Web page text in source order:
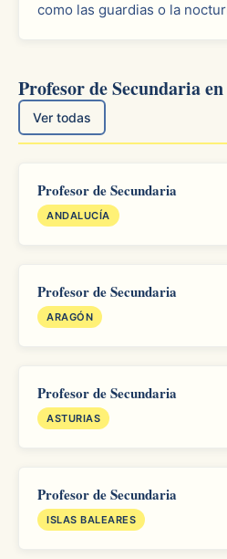
como las guardias o la
Profesor de Secundaria
Ver todas
Profesor de Secundaria
ANDALUCÍA
Profesor de Secundaria
ARAGÓN
Profesor de Secundaria
ASTURIAS
Profesor de Secundaria
ISLAS BALEARES